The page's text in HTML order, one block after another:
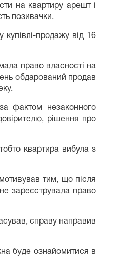
на квартиру арешт і
позивачки.
купівлі-продажу від 16
право власності на
обдарований продав
фактом незаконного
рішення про
квартира вибула з
тим, що після
зареєструвала право
справу направив
буде ознайомитися в